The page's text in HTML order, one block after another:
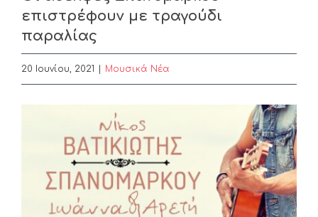
επιστρέφουν με τραγούδι
παραλίας
20 Ιουνίου, 2021 | Μουσικά Νέα